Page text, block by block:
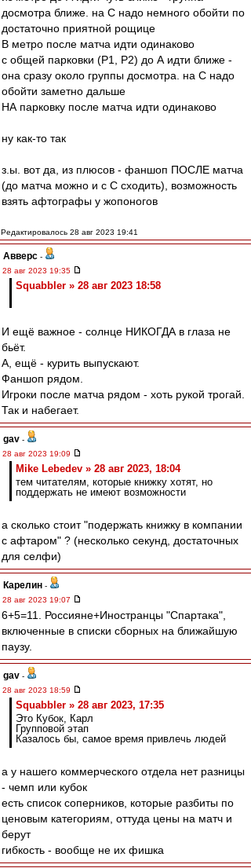
досмотра ближе. на С надо немного обойти по
достаточно приятной рощице
В метро после матча идти одинаково
с общей парковки (Р1, Р2) до А идти ближе -
она сразу около группы досмотра. на С надо
обойти заметно дальше
НА парковку после матча идти одинаково
ну как-то так
з.ы. вот да, из плюсов - фаншоп ПОСЛЕ матча
(до матча можно и с С сходить), возможность
взять афтографы у жопоногов
Редактировалось 28 авг 2023 19:41
Авверс -
28 авг 2023 19:35
Squabbler » 28 авг 2023 18:58
И ещё важное - солнце НИКОГДА в глаза не
бьёт.
А, ещё - курить выпускают.
Фаншоп рядом.
Игроки после матча рядом - хоть рукой трогай.
Так и набегает.
gav -
28 авг 2023 19:09
Mike Lebedev » 28 авг 2023, 18:04
тем читателям, которые книжку хотят, но
поддержать не имеют возможности
а сколько стоит "подержать книжку в компании
с афтаром" ? (несколько секунд, достаточных
для селфи)
Карелин -
28 авг 2023 19:07
6+5=11. Россияне+Иностранцы "Спартака",
включенные в списки сборных на ближайшую
паузу.
gav -
28 авг 2023 18:59
Squabbler » 28 авг 2023, 17:35
Это Кубок, Карл
Групповой этап
Казалось бы, самое время привлечь людей
а у нашего коммерческого отдела нет разницы
- чемп или кубок
есть список соперников, которые разбиты по
ценовым категориям, оттуда цены на матч и
берут
гибкость - вообще не их фишка